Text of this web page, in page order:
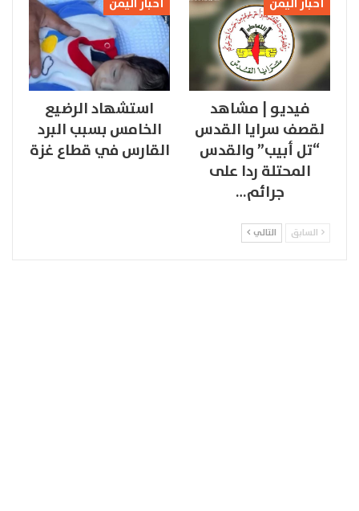
فيديو | مشاهد
لقصف سرايا القدس
“تل أبيب” والقدس
المحتلة ردا على
جرائم…
استشهاد الرضيع
الخامس بسبب البرد
القارس في قطاع غزة
السابق التالي